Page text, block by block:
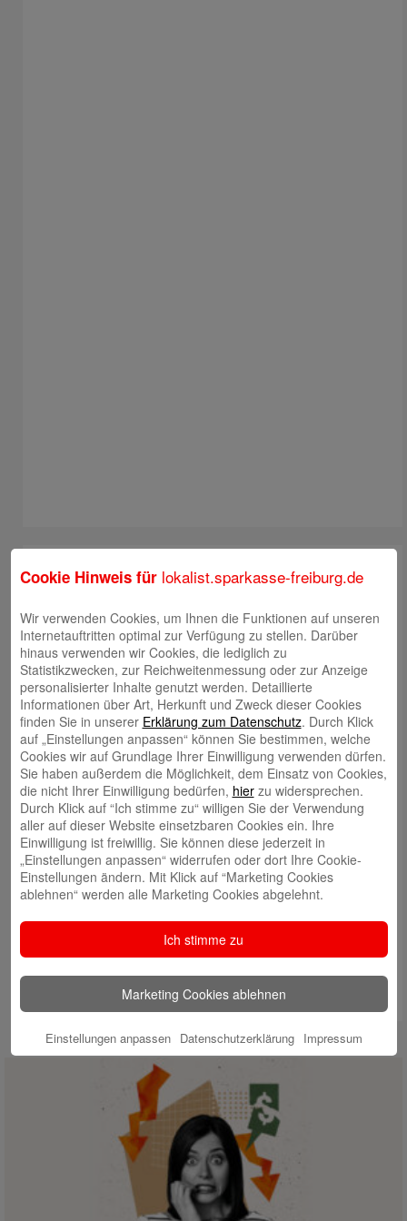
Cookie Hinweis für lokalist.sparkasse-freiburg.de
Wir verwenden Cookies, um Ihnen die Funktionen auf unseren
Internetauftritten optimal zur Verfügung zu stellen. Darüber
hinaus verwenden wir Cookies, die lediglich zu
Statistikzwecken, zur Reichweitenmessung oder zur Anzeige
personalisierter Inhalte genutzt werden. Detaillierte
Informationen über Art, Herkunft und Zweck dieser Cookies
finden Sie in unserer Erklärung zum Datenschutz. Durch Klick
auf „Einstellungen anpassen“ können Sie bestimmen, welche
Cookies wir auf Grundlage Ihrer Einwilligung verwenden dürfen.
Sie haben außerdem die Möglichkeit, dem Einsatz von Cookies,
die nicht Ihrer Einwilligung bedürfen, hierzu widersprechen.
Durch Klick auf “Ich stimme zu“ willigen Sie der Verwendung
aller auf dieser Website einsetzbaren Cookies ein. Ihre
Einwilligung ist freiwillig. Sie können diese jederzeit in
„Einstellungen anpassen“ widerrufen oder dort Ihre Cookie-
Einstellungen ändern. Mit Klick auf “Marketing Cookies
ablehnen“ werden alle Marketing Cookies abgelehnt.
Ich stimme zu
Marketing Cookies ablehnen
Einstellungen anpassen Datenschutzerklärung Impressum